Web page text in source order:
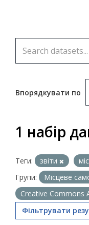
Впорядкувати по
1 набір
Теги: звіти
Групи:
Місцеве
Creative Commons
Фільтрувати